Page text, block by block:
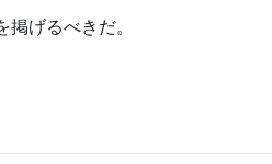
げるべきだ。